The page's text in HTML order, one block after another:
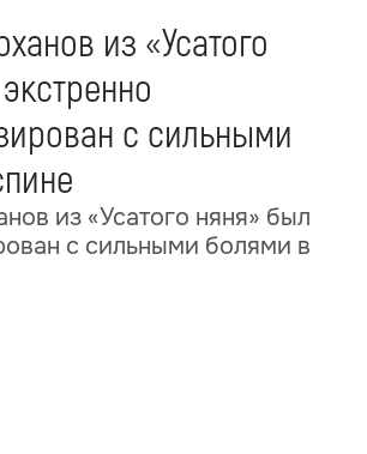
из «Усатого
с сильными
из «Усатого няня» был
с сильными болями в